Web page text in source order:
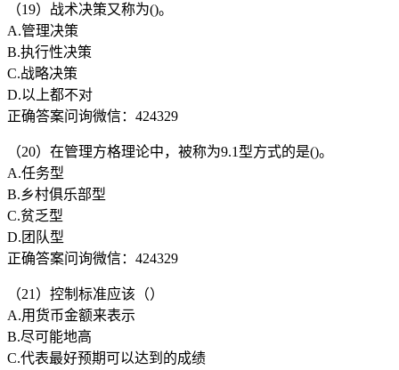
（19）战术决策又称为()。
A.管理决策
B.执行性决策
C.战略决策
D.以上都不对
正确答案问询微信：424329
（20）在管理方格理论中，被称为9.1型方式的是()。
A.任务型
B.乡村俱乐部型
C.贫乏型
D.团队型
正确答案问询微信：424329
（21）控制标准应该（）
A.用货币金额来表示
B.尽可能地高
C.代表最好预期可以达到的成绩